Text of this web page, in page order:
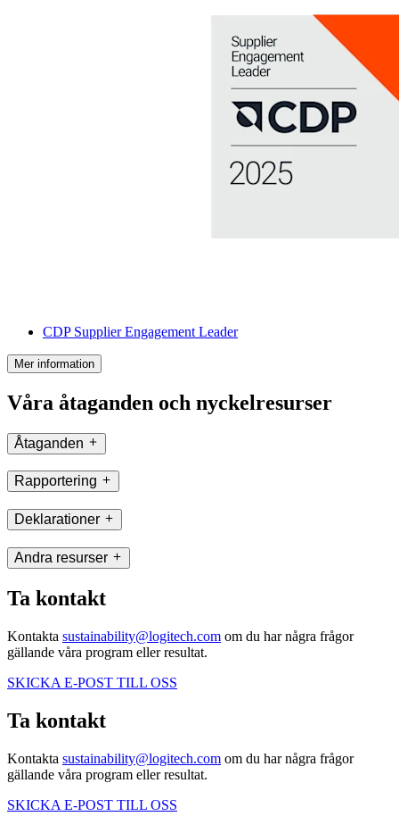
CDP Supplier Engagement Leader
Mer information
Våra åtaganden och nyckelresurser
Åtaganden
Rapportering
Deklarationer
Andra resurser
Ta kontakt
Kontakta sustainability@logitech.com om du har några frågor
gällande våra program eller resultat.
SKICKA E-POST TILL OSS
Ta kontakt
Kontakta sustainability@logitech.com om du har några frågor
gällande våra program eller resultat.
SKICKA E-POST TILL OSS